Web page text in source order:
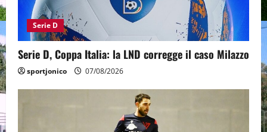
Serie D
Serie D, Coppa Italia: la LND corregge il caso Milazzo
sportjonico 07/08/2026